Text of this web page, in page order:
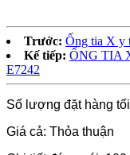
Trước: Ống tia X y
Kế tiếp: ỐNG TIA
E7242
Số lượng đặt hàng
Giá cả: Thỏa thuận